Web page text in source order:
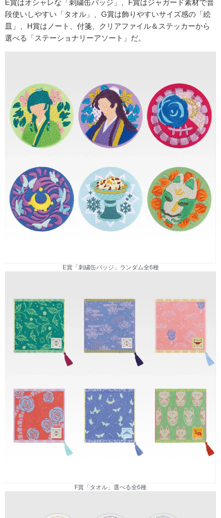
E賞はオシャレな「刺繍缶バッジ」、F賞はジャガード素材で普
段使いしやすい「タオル」、G賞は飾りやすいサイズ感の「絵
皿」、H賞はノート、付箋、クリアファイル＆ステッカーから
選べる「ステーショナリーアソート」だ。
E賞「刺繍缶バッジ」ランダム全6種
F賞「タオル」選べる全6種